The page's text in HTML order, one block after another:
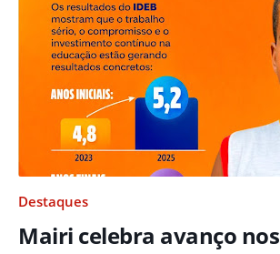
Destaques
Mairi celebra avanço nos